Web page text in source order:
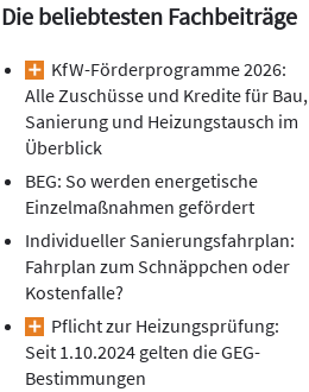
Die beliebtesten Fachbeiträge
KfW-Förderprogramme 2026:
Alle Zuschüsse und Kredite für Bau,
Sanierung und Heizungstausch im
Überblick
BEG: So werden energetische
Einzelmaßnahmen gefördert
Individueller Sanierungsfahrplan:
Fahrplan zum Schnäppchen oder
Kostenfalle?
Pflicht zur Heizungsprüfung:
Seit 1.10.2024 gelten die GEG-
Bestimmungen